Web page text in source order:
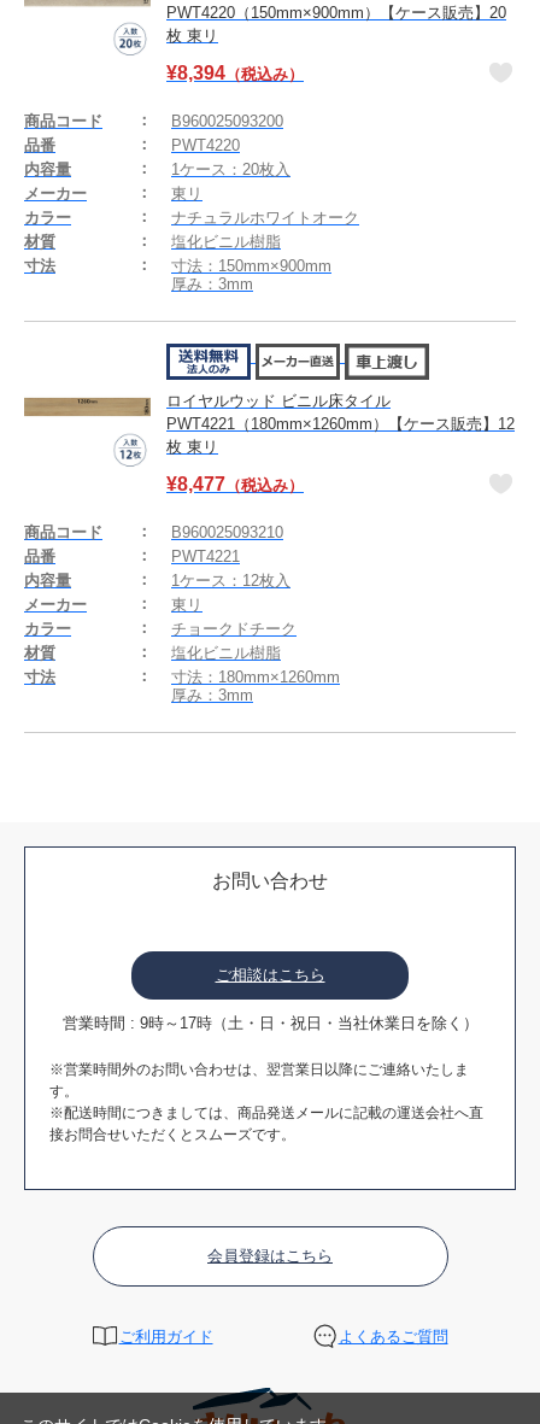
PWT4220（150mm×900mm）【ケース販売】20
枚 東リ
¥8,394 （税込み）
商品コード
B960025093200
品番
PWT4220
内容量
1ケース：20枚入
メーカー
東リ
カラー
ナチュラルホワイトオーク
材質
塩化ビニル樹脂
寸法
寸法：150mm×900mm
厚み：3mm
ロイヤルウッド ビニル床タイル
PWT4221（180mm×1260mm）【ケース販売】12
枚 東リ
¥8,477 （税込み）
商品コード
B960025093210
品番
PWT4221
内容量
1ケース：12枚入
メーカー
東リ
カラー
チョークドチーク
材質
塩化ビニル樹脂
寸法
寸法：180mm×1260mm
厚み：3mm
お問い合わせ
ご相談はこちら
営業時間 : 9時～17時（土・日・祝日・当社休業日を除く）
※営業時間外のお問い合わせは、翌営業日以降にご連絡いたしま
す。
※配送時間につきましては、商品発送メールに記載の運送会社へ直
接お問合せいただくとスムーズです。
会員登録はこちら
ご利用ガイド よくあるご質問